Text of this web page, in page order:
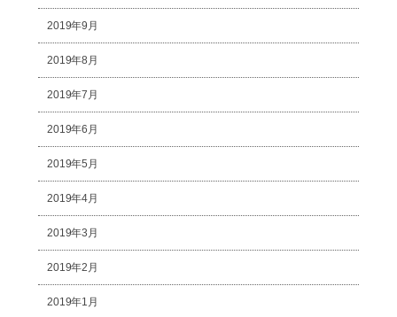
2019年9月
2019年8月
2019年7月
2019年6月
2019年5月
2019年4月
2019年3月
2019年2月
2019年1月